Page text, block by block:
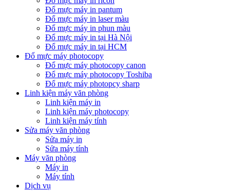
Đổ mực máy in pantum
Đổ mực máy in laser màu
Đổ mực máy in phun màu
Đổ mực máy in tại Hà Nội
Đổ mực máy in tại HCM
Đổ mực máy photocopy
Đổ mực máy photocopy canon
Đổ mực máy photocopy Toshiba
Đổ mực máy photopcy sharp
Linh kiện máy văn phòng
Linh kiện máy in
Linh kiện máy photocopy
Linh kiện máy tính
Sửa máy văn phòng
Sửa máy in
Sửa máy tính
Máy văn phòng
Máy in
Máy tính
Dịch vụ